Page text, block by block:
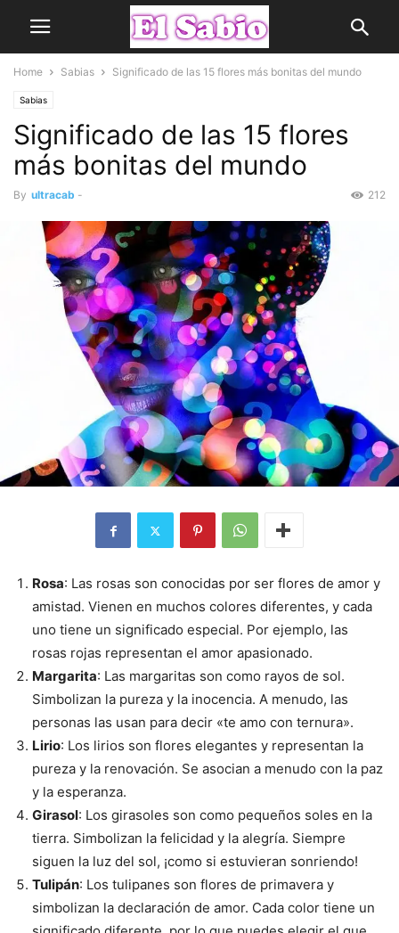
Home Sabias Significado de las 15 flores más bonitas del mundo
Sabias
Significado de las 15 flores
más bonitas del mundo
By ultracab - 212
Rosa: Las rosas son conocidas por ser flores de amor y
amistad. Vienen en muchos colores diferentes, y cada
uno tiene un significado especial. Por ejemplo, las
rosas rojas representan el amor apasionado.
Margarita: Las margaritas son como rayos de sol.
Simbolizan la pureza y la inocencia. A menudo, las
personas las usan para decir «te amo con ternura».
Lirio: Los lirios son flores elegantes y representan la
pureza y la renovación. Se asocian a menudo con la paz
y la esperanza.
Girasol: Los girasoles son como pequeños soles en la
tierra. Simbolizan la felicidad y la alegría. Siempre
siguen la luz del sol, ¡como si estuvieran sonriendo!
Tulipán: Los tulipanes son flores de primavera y
simbolizan la declaración de amor. Cada color tiene un